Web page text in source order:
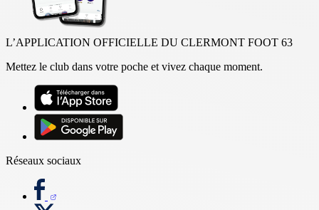
L’APPLICATION OFFICIELLE DU CLERMONT FOOT 63
Mettez le club dans votre poche et vivez chaque moment.
Réseaux sociaux